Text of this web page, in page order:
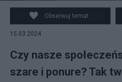
Tomasz Jacyków. Fot. PAP/
Obserwuj temat
15.03.2024
Czy nasze
szare i ponure? Tak